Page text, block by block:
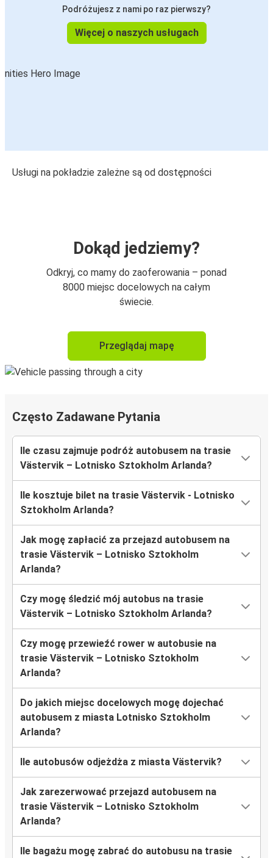
Podróżujesz z nami po raz pierwszy?
Więcej o naszych usługach
Usługi na pokładzie zależne są od dostępności
Dokąd jedziemy?
Odkryj, co mamy do zaoferowania – ponad
8000 miejsc docelowych na całym
świecie.
Przeglądaj mapę
Często Zadawane Pytania
Ile czasu zajmuje podróż autobusem na trasie
Västervik – Lotnisko Sztokholm Arlanda?
Ile kosztuje bilet na trasie Västervik - Lotnisko
Sztokholm Arlanda?
Jak mogę zapłacić za przejazd autobusem na
trasie Västervik – Lotnisko Sztokholm
Arlanda?
Czy mogę śledzić mój autobus na trasie
Västervik – Lotnisko Sztokholm Arlanda?
Czy mogę przewieźć rower w autobusie na
trasie Västervik – Lotnisko Sztokholm
Arlanda?
Do jakich miejsc docelowych mogę dojechać
autobusem z miasta Lotnisko Sztokholm
Arlanda?
Ile autobusów odjeżdża z miasta Västervik?
Jak zarezerwować przejazd autobusem na
trasie Västervik – Lotnisko Sztokholm
Arlanda?
Ile bagażu mogę zabrać do autobusu na trasie